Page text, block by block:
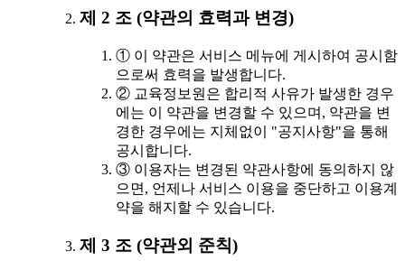
제 2 조 (약관의 효력과 변경)
① 이 약관은 서비스 메뉴에 게시하여 공시함
으로써 효력을 발생합니다.
② 교육정보원은 합리적 사유가 발생한 경우
에는 이 약관을 변경할 수 있으며, 약관을 변
경한 경우에는 지체없이 "공지사항"을 통해
공시합니다.
③ 이용자는 변경된 약관사항에 동의하지 않
으면, 언제나 서비스 이용을 중단하고 이용계
약을 해지할 수 있습니다.
제 3 조 (약관외 준칙)